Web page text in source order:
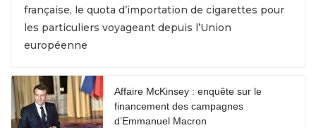
française, le quota d’importation de cigarettes pour
les particuliers voyageant depuis l’Union
européenne
Affaire McKinsey : enquête sur le
financement des campagnes
d’Emmanuel Macron